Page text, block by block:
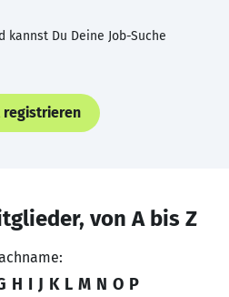
Du Deine Job-Suche
registrieren
von A bis Z
H I J K L M N O P